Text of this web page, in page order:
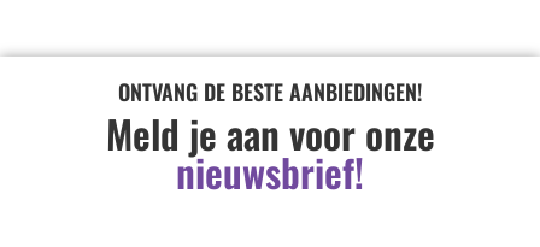
ONTVANG DE BESTE AANBIEDINGEN!
Meld je aan voor onze
nieuwsbrief!